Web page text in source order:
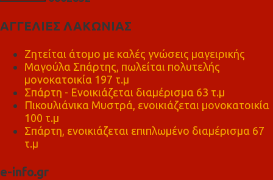
ΑΓΓΕΛΙΕΣ ΛΑΚΩΝΙΑΣ
Ζητείται άτομο με καλές γνώσεις μαγειρικής
Μαγούλα Σπάρτης, πωλείται πολυτελής
μονοκατοικία 197 τ.μ
Σπάρτη - Ενοικιάζεται διαμέρισμα 63 τ.μ
Πικουλιάνικα Μυστρά, ενοικιάζεται μονοκατοικία
100 τ.μ
Σπάρτη, ενοικιάζεται επιπλωμένο διαμέρισμα 67
τ.μ
e-info.gr